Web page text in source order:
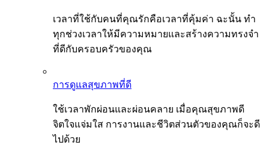
เวลาที่ใช้กับคนที่คุณรักคือเวลาที่คุ้มค่า ฉะนั้น ทำ
ทุกช่วงเวลาให้มีความหมายและสร้างความทรงจำ
ที่ดีกับครอบครัวของคุณ
การดูแลสุขภาพที่ดี
ใช้เวลาพักผ่อนและผ่อนคลาย เมื่อคุณสุขภาพดี
จิตใจแจ่มใส การงานและชีวิตส่วนตัวของคุณก็จะดี
ไปด้วย